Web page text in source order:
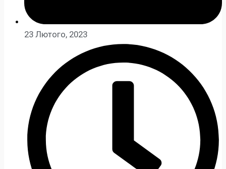
23 Лютого, 2023